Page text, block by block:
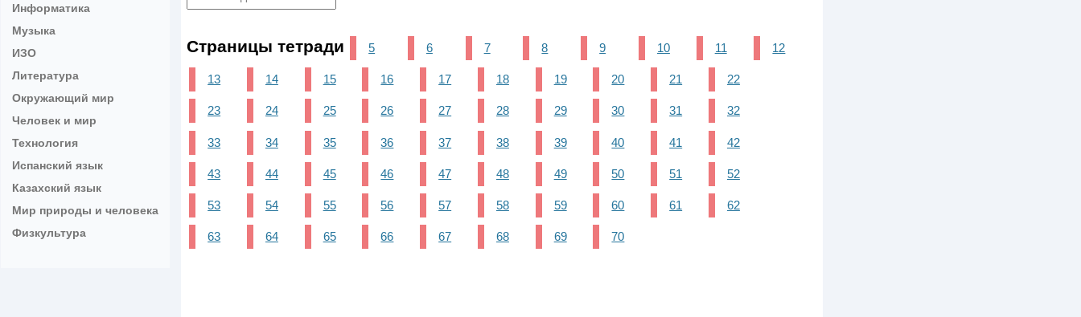
Информатика
Музыка
ИЗО
Литература
Окружающий мир
Человек и мир
Технология
Испанский язык
Казахский язык
Мир природы и человека
Физкультура
Страницы тетради 5 6 7 8 9 10 11 12
13 14 15 16 17 18 19 20 21 22
23 24 25 26 27 28 29 30 31 32
33 34 35 36 37 38 39 40 41 42
43 44 45 46 47 48 49 50 51 52
53 54 55 56 57 58 59 60 61 62
63 64 65 66 67 68 69 70